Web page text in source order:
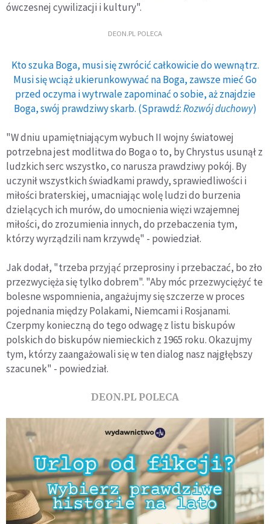
ówczesnej cywilizacji i kultury".
DEON.PL POLECA
Kto szuka Boga, musi się zwrócić całkowicie do wewnątrz.
Musi się wciąż ukierunkowywać na Boga, zawsze mieć Go
przed oczyma i wytrwale zapominać o sobie, aż znajdzie
Boga, swój prawdziwy skarb. (Sprawdź:Rozwój duchowy)
"W dniu upamiętniającym wybuch II wojny światowej
potrzebna jest modlitwa do Boga o to, by Chrystus usunął z
ludzkich serc wszystko, co narusza prawdziwy pokój. By
uczynił wszystkich świadkami prawdy, sprawiedliwości i
miłości braterskiej, umacniając wolę ludzi do burzenia
dzielących ich murów, do umocnienia więzi wzajemnej
miłości, do zrozumienia innych, do przebaczenia tym,
którzy wyrządzili nam krzywdę" - powiedział.
Jak dodał, "trzeba przyjąć przeprosiny i przebaczać, bo zło
przezwycięża się tylko dobrem". "Aby móc przezwyciężyć te
bolesne wspomnienia, angażujmy się szczerze w proces
pojednania między Polakami, Niemcami i Rosjanami.
Czerpmy konieczną do tego odwagę z listu biskupów
polskich do biskupów niemieckich z 1965 roku. Okazujmy
tym, którzy zaangażowali się w ten dialog nasz najgłębszy
szacunek" - powiedział.
DEON.PL POLECA